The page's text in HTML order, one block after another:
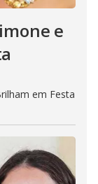
e
em Festa